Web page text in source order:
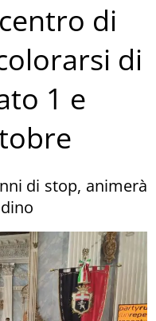
di
di
1 e
di stop, animerà